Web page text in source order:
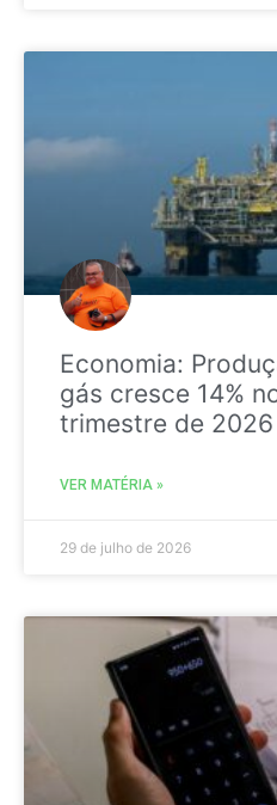
Economia:
gás cresce 14%
trimestre de 2026
VER MATÉRIA »
29 de julho de 2026